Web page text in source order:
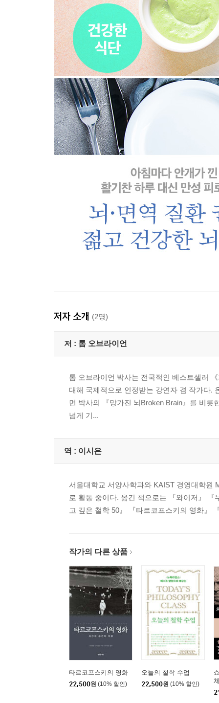
저자 소개 (2명)
저 : 톰 오브라이언
톰 오브라이언 박사는 전국적인 베스트셀러
대해 국제적으로 인정받는 강연자 겸 작가다.
먼 박사의 『망가진 뇌Broken Brain』를 비
넘게 기...
역 : 이시은
서울대학교 서양사학과와 KAIST 경영대학원
로 활동 중이다. 옮긴 책으로는 『와이저』
고 깊은 철학 50』 『타르코프스키의 영화』
작가의 다른 상품
타르코프스키의 영화
22,500원 (10% 할인)
오늘의 철학 수업
22,500원 (10% 할인)